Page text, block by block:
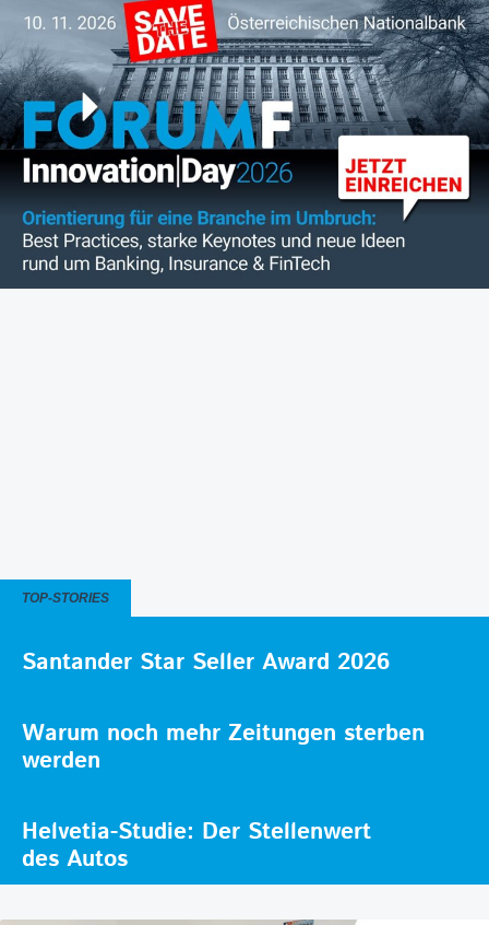
TOP-STORIES
Santander Star Seller Award 2026
Warum noch mehr Zeitungen sterben
werden
Helvetia-Studie: Der Stellenwert
des Autos